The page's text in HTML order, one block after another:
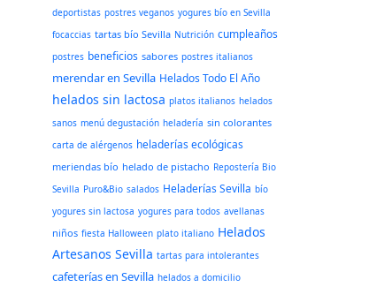
deportistas postres veganos yogures bío en Sevilla
focaccias tartas bío Sevilla Nutrición cumpleaños
postres beneficios sabores postres italianos
merendar en Sevilla Helados Todo El Año
helados sin lactosa platos italianos helados
sanos menú degustación heladería sin colorantes
carta de alérgenos heladerías ecológicas
meriendas bío helado de pistacho Repostería Bio
Sevilla Puro&Bio salados Heladerías Sevilla bío
yogures sin lactosa yogures para todos avellanas
niños fiesta Halloween plato italiano Helados
Artesanos Sevilla tartas para intolerantes
cafeterías en Sevilla helados a domicilio